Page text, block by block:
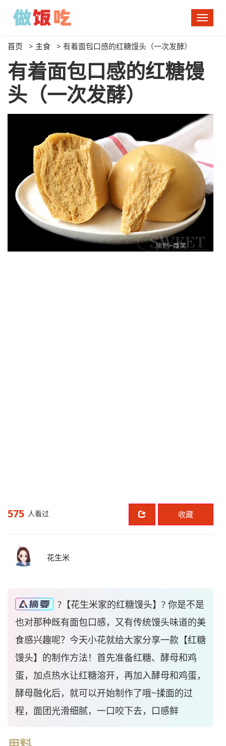
切
换
首页 > 主食 > 有着面包口感的红糖馒头（一次发酵）
有着面包口感的红糖馒
头（一次发酵）
575 人看过 收藏
花生米
?【花生米家的红糖馒头】? 你是不是
也对那种既有面包口感，又有传统馒头味道的美
食感兴趣呢？今天小花就给大家分享一款【红糖
馒头】的制作方法！首先准备红糖、酵母和鸡
蛋，加点热水让红糖溶开，再加入酵母和鸡蛋，
酵母融化后，就可以开始制作了哦~揉面的过
程，面团光滑细腻，一口咬下去，口感鲜